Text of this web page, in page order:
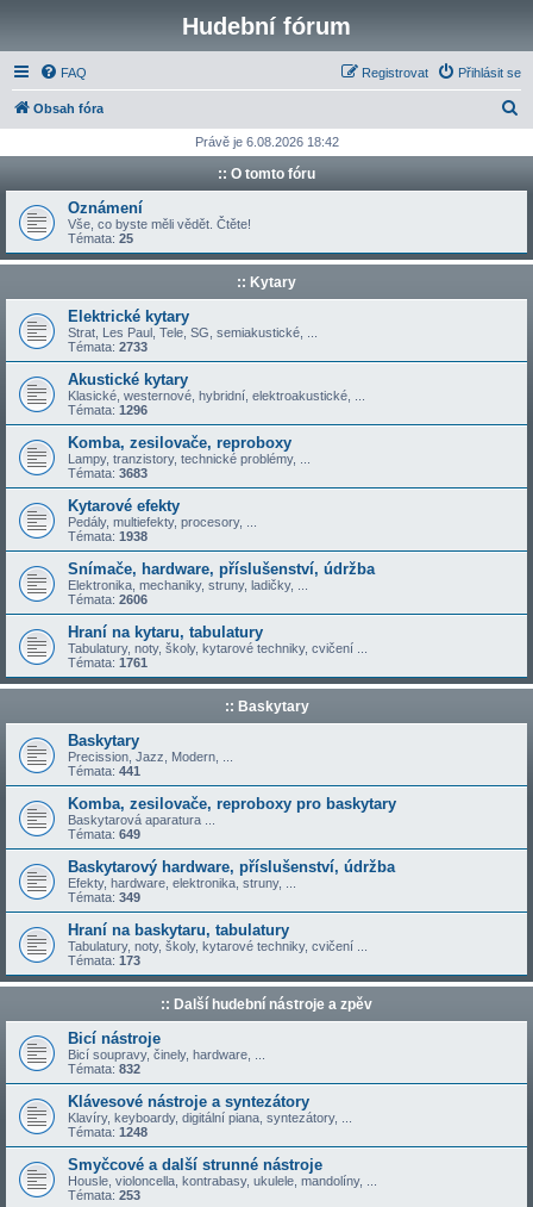
Hudební fórum
FAQ Přihlásit se
Registrovat
Obsah fóra
d
t
Právě je 6.08.2026 18:42
:: O tomto fóru
Oznámení
Vše, co byste měli vědět. Čtěte!
Témata: 25
:: Kytary
Elektrické kytary
Strat, Les Paul, Tele, SG, semiakustické, ...
Témata: 2733
Akustické kytary
Klasické, westernové, hybridní, elektroakustické, ...
Témata: 1296
Komba, zesilovače, reproboxy
Lampy, tranzistory, technické problémy, ...
Témata: 3683
Kytarové efekty
Pedály, multiefekty, procesory, ...
Témata: 1938
Snímače, hardware, příslušenství, údržba
Elektronika, mechaniky, struny, ladičky, ...
Témata: 2606
Hraní na kytaru, tabulatury
Tabulatury, noty, školy, kytarové techniky, cvičení ...
Témata: 1761
:: Baskytary
Baskytary
Precission, Jazz, Modern, ...
Témata: 441
Komba, zesilovače, reproboxy pro baskytary
Baskytarová aparatura ...
Témata: 649
Baskytarový hardware, příslušenství, údržba
Efekty, hardware, elektronika, struny, ...
Témata: 349
Hraní na baskytaru, tabulatury
Tabulatury, noty, školy, kytarové techniky, cvičení ...
Témata: 173
:: Další hudební nástroje a zpěv
Bicí nástroje
Bicí soupravy, činely, hardware, ...
Témata: 832
Klávesové nástroje a syntezátory
Klavíry, keyboardy, digitální piana, syntezátory, ...
Témata: 1248
Smyčcové a další strunné nástroje
Housle, violoncella, kontrabasy, ukulele, mandolíny, ...
Témata: 253